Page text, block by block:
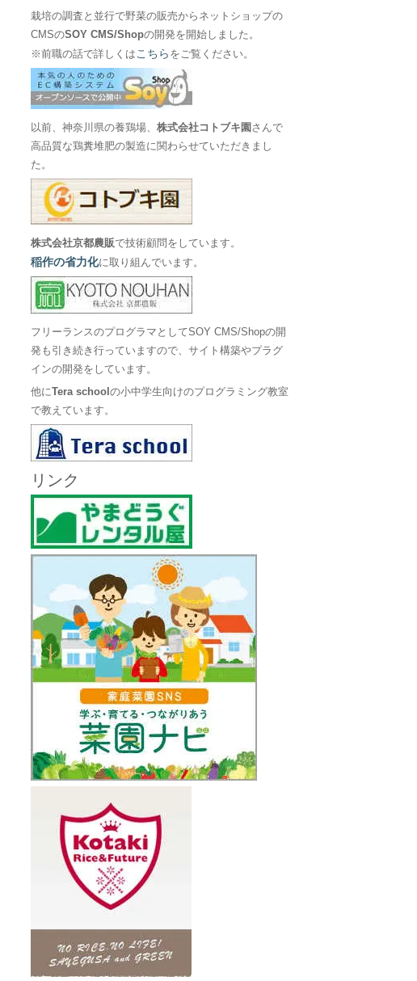
栽培の調査と並行で野菜の販売からネットショップの
CMSのSOY CMS/Shopの開発を開始しました。
※前職の話で詳しくは こちら をご覧ください。
以前、神奈川県の養鶏場、株式会社コトブキ園 さんで
高品質な鶏糞堆肥の製造に関わらせていただきまし
た。
株式会社京都農販で技術顧問をしています。
稲作の省力化に取り組んでいます。
フリーランスのプログラマとしてSOY CMS/Shopの開
発も引き続き行っていますので、サイト構築やプラグ
インの開発をしています。
他にTera schoolの小中学生向けのプログラミング教室
で教えています。
リンク